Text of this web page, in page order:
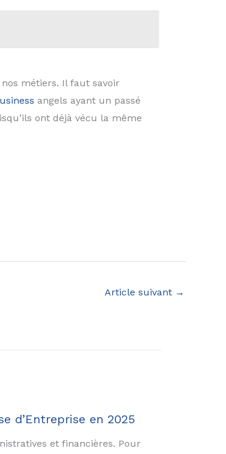
métiers. Il faut savoir
angels ayant un passé
ont déjà vécu la même
Article suivant →
d’Entreprise en 2025
et financières. Pour